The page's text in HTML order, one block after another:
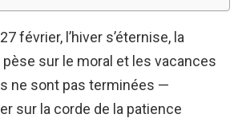
février, l’hiver s’éternise, la
sur le moral et les vacances
ne sont pas terminées —
sur la corde de la patience